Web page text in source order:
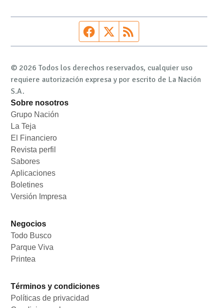
Página de Facebook
Fuente Twitter
© 2026 Todos los derechos reservados, cualquier uso
requiere autorización expresa y por escrito de La Nación
S.A.
Sobre nosotros
Grupo Nación
La Teja
El Financiero
Revista perfil
Sabores
Aplicaciones
Boletines
Versión Impresa
Negocios
Todo Busco
Parque Viva
Printea
Términos y condiciones
Políticas de privacidad